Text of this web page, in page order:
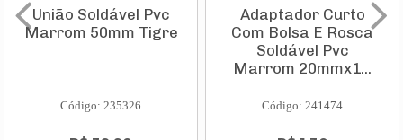
União Soldável Pvc
Marrom 50mm Tigre
Código: 235326
Adaptador Curto
Com Bolsa E Rosca
Soldável Pvc
Marrom 20mmx1...
Código: 241474